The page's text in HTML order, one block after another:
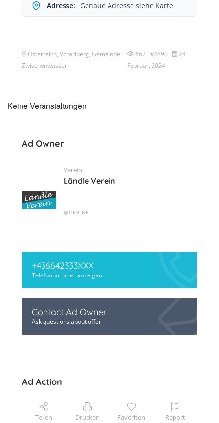
Adresse: Genaue Adresse siehe Karte
Österreich, Vorarlberg, Gemeinde
Zwischenwasser
662 #4890
24
Februar, 2024
Keine Veranstaltungen
Ad Owner
Verein
Ländle Verein
OFFLINE
+436642333XXX
Telefonnummer anzeigen
Contact Ad Owner
Ask questions about offer
Ad Action
Teilen Drucken Favoriten Report